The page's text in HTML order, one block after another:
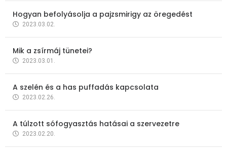
Hogyan befolyásolja a pajzsmirigy az öregedést
2023.03.02.
Mik a zsírmáj tünetei?
2023.03.01.
A szelén és a has puffadás kapcsolata
2023.02.26.
A túlzott sófogyasztás hatásai a szervezetre
2023.02.20.